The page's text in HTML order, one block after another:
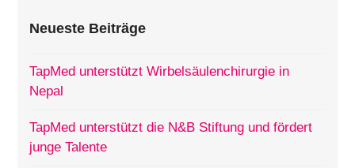
Neueste Beiträge
TapMed unterstützt Wirbelsäulenchirurgie in
Nepal
TapMed unterstützt die N&B Stiftung und fördert
junge Talente